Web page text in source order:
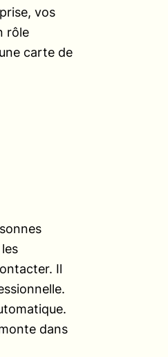
vos
rôle
carte de
Il
dans